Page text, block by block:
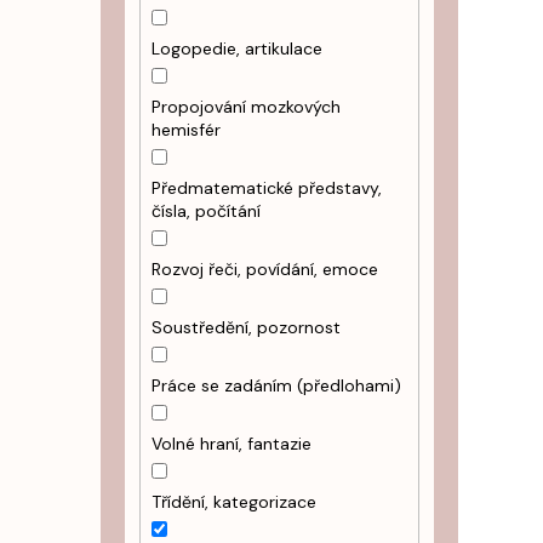
Logopedie, artikulace
Propojování mozkových
hemisfér
Předmatematické představy,
čísla, počítání
Rozvoj řeči, povídání, emoce
Soustředění, pozornost
Práce se zadáním (předlohami)
Volné hraní, fantazie
Třídění, kategorizace